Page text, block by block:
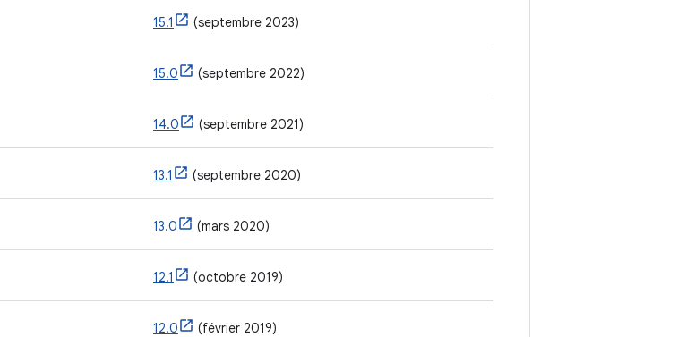
15.1 (septembre 2023)
15.0 (septembre 2022)
14.0 (septembre 2021)
13.1 (septembre 2020)
13.0 (mars 2020)
12.1 (octobre 2019)
12.0 (février 2019)